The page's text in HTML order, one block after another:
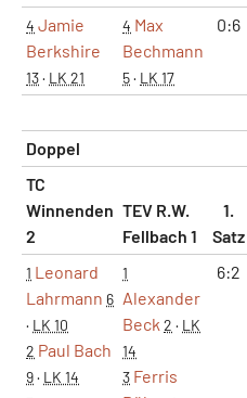
4 Jamie
Berkshire
13· LK 21
4 Max
Bechmann
5· LK 17
0:6
Doppel
TC
Winnenden
2
TEV R.W.
Fellbach 1
1.
Satz
1 Leonard
Lahrmann 6
· LK 10
2 Paul Bach
9· LK 14
1
Alexander
Beck 2 · LK
14
3 Ferris
6:2